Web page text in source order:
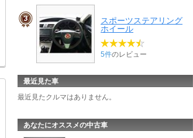
スポーツステアリング
ホイール
5件のレビュー
最近見た車
最近見たクルマはありません。
あなたにオススメの中古車